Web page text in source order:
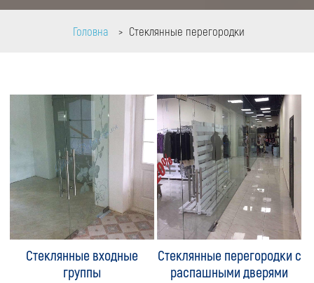
Головна > Стеклянные перегородки
Стеклянные входные
группы
Стеклянные перегородки с
распашными дверями